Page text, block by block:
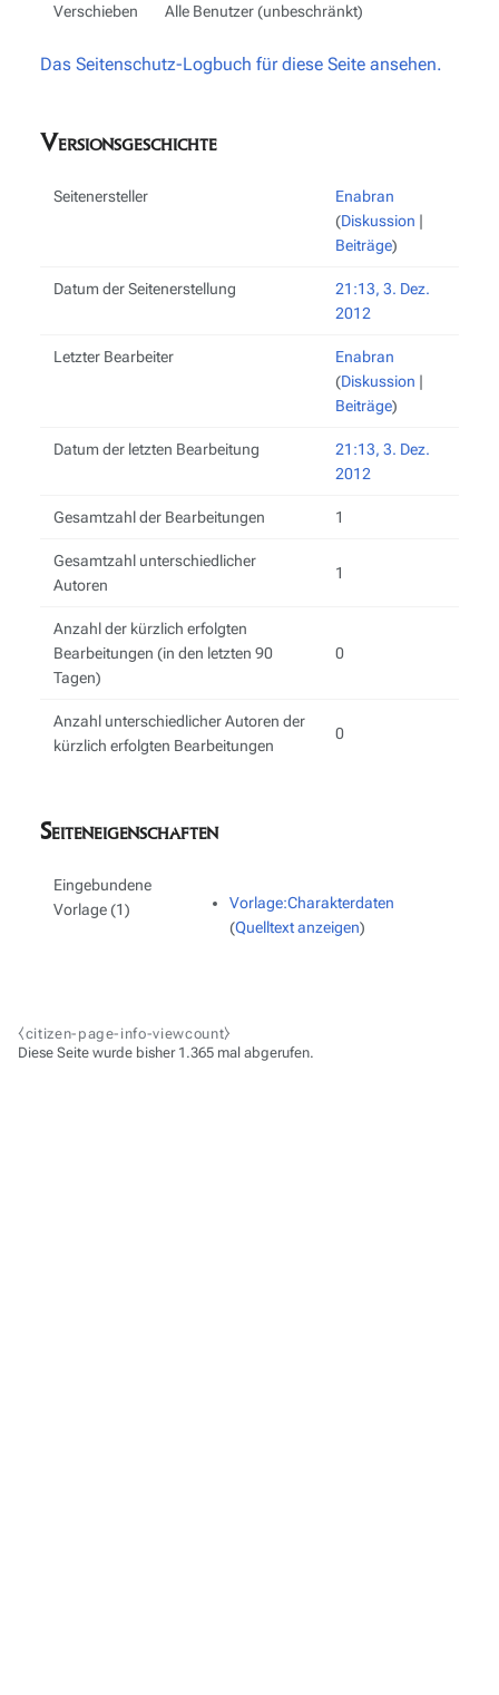
Verschieben Alle Benutzer (unbeschränkt)
Das Seitenschutz-Logbuch für diese Seite ansehen.
Versionsgeschichte
Seitenersteller
Enabran
(Diskussion |
Beiträge)
Datum der Seitenerstellung
21:13, 3. Dez.
2012
Letzter Bearbeiter
Enabran
(Diskussion |
Beiträge)
Datum der letzten Bearbeitung
21:13, 3. Dez.
2012
Gesamtzahl der Bearbeitungen 1
Gesamtzahl unterschiedlicher
Autoren
1
Anzahl der kürzlich erfolgten
Bearbeitungen (in den letzten 90
Tagen)
0
Anzahl unterschiedlicher Autoren der
kürzlich erfolgten Bearbeitungen
0
Seiteneigenschaften
Eingebundene
Vorlage (1)
Vorlage:Charakterdaten
(Quelltext anzeigen)
⧼citizen-page-info-viewcount⧽
Diese Seite wurde bisher 1.365 mal abgerufen.